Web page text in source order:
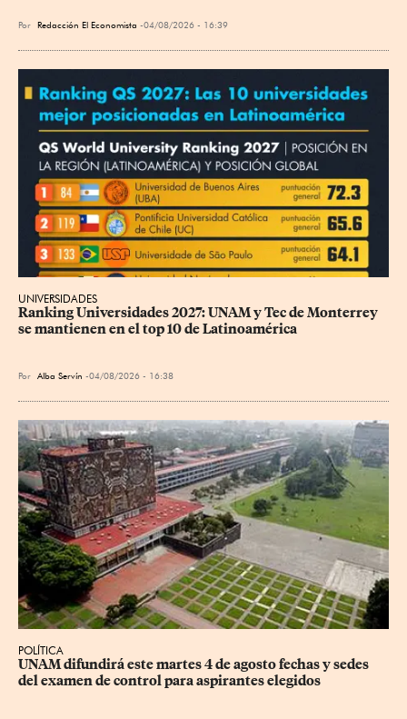
Por Redacción El Economista 04/08/2026 - 16:39
UNIVERSIDADES
Ranking Universidades 2027: UNAM y Tec de Monterrey
se mantienen en el top 10 de Latinoamérica
Por Alba Servín 04/08/2026 - 16:38
POLÍTICA
UNAM difundirá este martes 4 de agosto fechas y sedes
del examen de control para aspirantes elegidos